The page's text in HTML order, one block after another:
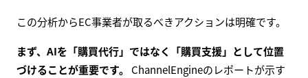
この分析からEC事業者が取るべきアクションは明確です。
まず、AIを「購買代行」ではなく「購買支援」として位置
づけることが重要です。 ChannelEngineのレポートが示す